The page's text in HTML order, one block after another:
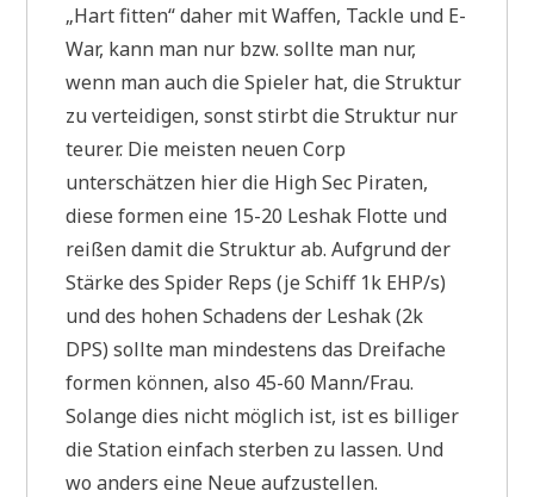
„Hart fitten“ daher mit Waffen, Tackle und E-
War, kann man nur bzw. sollte man nur,
wenn man auch die Spieler hat, die Struktur
zu verteidigen, sonst stirbt die Struktur nur
teurer. Die meisten neuen Corp
unterschätzen hier die High Sec Piraten,
diese formen eine 15-20 Leshak Flotte und
reißen damit die Struktur ab. Aufgrund der
Stärke des Spider Reps (je Schiff 1k EHP/s)
und des hohen Schadens der Leshak (2k
DPS) sollte man mindestens das Dreifache
formen können, also 45-60 Mann/Frau.
Solange dies nicht möglich ist, ist es billiger
die Station einfach sterben zu lassen. Und
wo anders eine Neue aufzustellen.